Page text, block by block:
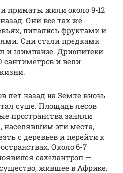
приматы жили около 9-12
Они все так же
питались фруктами и
Они стали предками
и шимпанзе. Дриопитеки
сантиметров и вели
лет назад на Земле вновь
суше. Площадь лесов
пространства заняли
населявшим эти места,
с деревьев и перейти к
Около 6-7
сахелантроп —
жившее в Африке.